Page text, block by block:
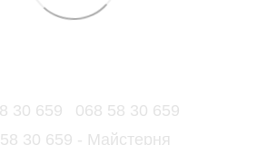
30 659
068 58 30 659
30 659 - Майстерня